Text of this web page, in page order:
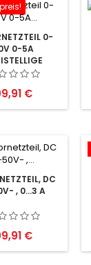
0-
0-5A
€
DC
, 0...3 A
€